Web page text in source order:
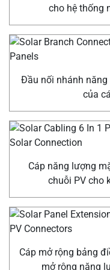
cho hệ thống
Đầu nối nhánh
của
Cáp năng lượng
chuỗi PV cho
Cáp mở rộng bảng
mở rộng năng